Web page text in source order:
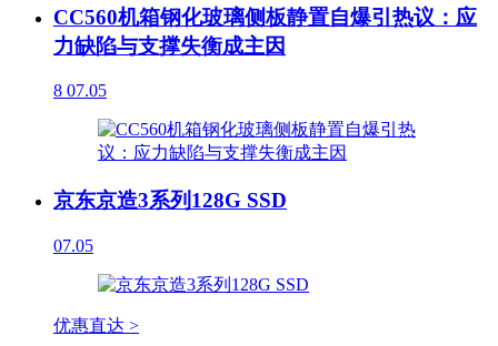
CC560机箱钢化玻璃侧板静置自爆引热议：应
力缺陷与支撑失衡成主因
8 07.05
京东京造3系列128G SSD
07.05
优惠直达 >